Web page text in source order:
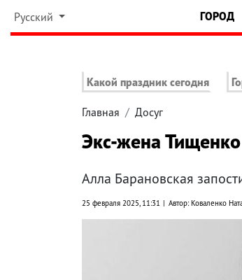
Русский ГОРОД
Какой праздник сегодня
Главная Досуг
Экс-жена
Алла Барановская
25 февраля 2025, 11:31 Автор: Коваленко